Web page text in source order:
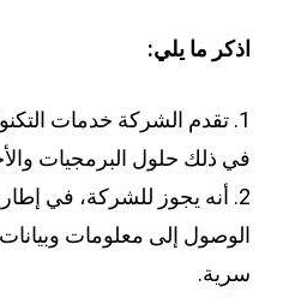
اذكر ما يلي:
تقدم الشركة خدمات
في ذلك حلول البرمجيات
أنه يجوز للشركة، في
الوصول إلى معلومات وبيانات
سرية.